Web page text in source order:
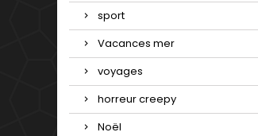
sport
Vacances mer
voyages
horreur creepy
Noël